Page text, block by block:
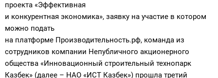
проекта «Эффективная
и конкурентная экономика», заявку на участие в котором
можно подать
на платформе Производительность.рф, команда из
сотрудников компании Непубличного акционерного
общества «Инновационный строительный технопарк
Казбек» (далее – НАО «ИСТ Казбек») прошла третий